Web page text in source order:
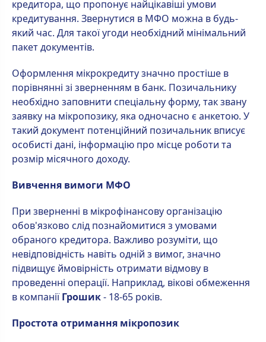
кредитора, що пропонує найцікавіші умови
кредитування. Звернутися в МФО можна в будь-
який час. Для такої угоди необхідний мінімальний
пакет документів.
Оформлення мікрокредиту значно простіше в
порівнянні зі зверненням в банк. Позичальнику
необхідно заповнити спеціальну форму, так звану
заявку на мікропозику, яка одночасно є анкетою. У
такий документ потенційний позичальник вписує
особисті дані, інформацію про місце роботи та
розмір місячного доходу.
Вивчення вимоги МФО
При зверненні в мікрофінансову організацію
обов'язково слід познайомитися з умовами
обраного кредитора. Важливо розуміти, що
невідповідність навіть одній з вимог, значно
підвищує ймовірність отримати відмову в
проведенні операції. Наприклад, вікові обмеження
в компаніїГрошик- 18-65 років.
Простота отримання мікропозик